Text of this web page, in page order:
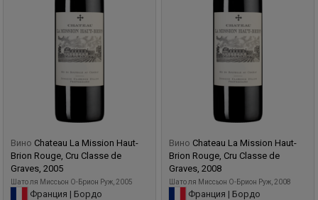
Вино Chateau La Mission Haut-
Brion Rouge, Cru Classe de
Graves, 2005
Шато ля Миcсьон О-Брион Руж, 2005
Франция | Бордо
Вино Chateau La Mission Haut-
Brion Rouge, Cru Classe de
Graves, 2008
Шато ля Миcсьон О-Брион Руж, 2008
Франция | Бордо